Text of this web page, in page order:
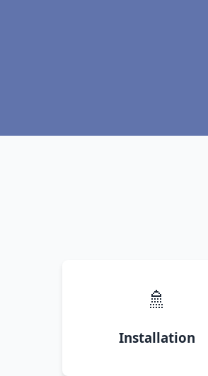
🚿
Installation